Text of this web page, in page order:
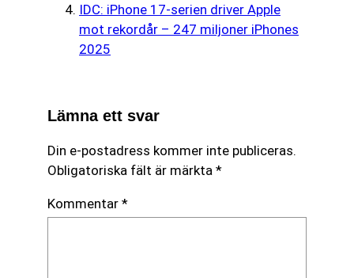
IDC: iPhone 17-serien driver Apple
mot rekordår – 247 miljoner iPhones
2025
Lämna ett svar
Din e-postadress kommer inte publiceras.
Obligatoriska fält är märkta *
Kommentar *